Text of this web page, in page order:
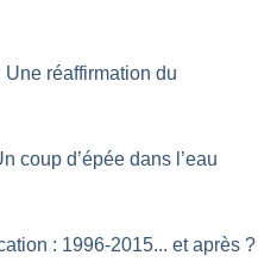
réaffirmation du
coup d’épée dans l’eau
: 1996-2015... et après ?